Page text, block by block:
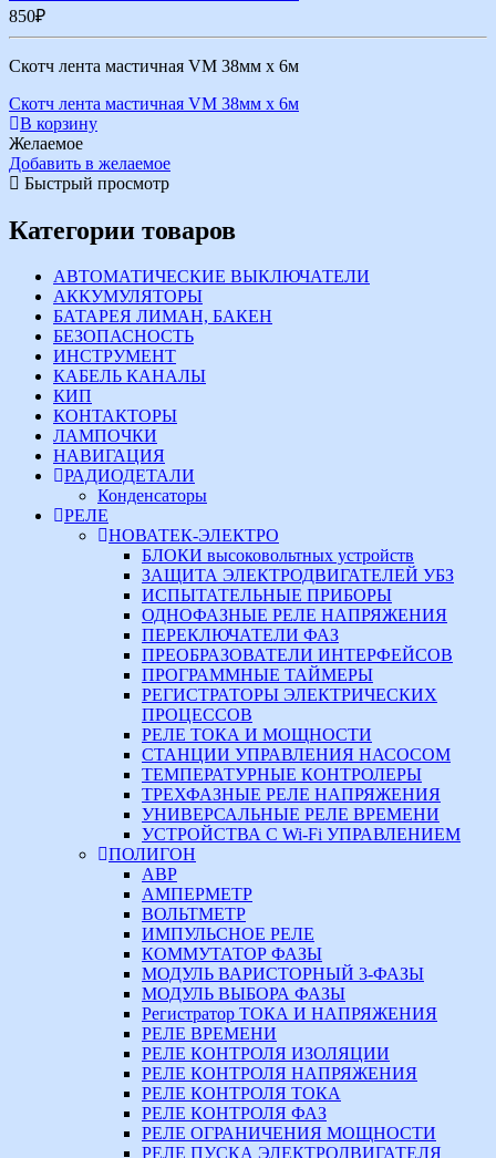
850₽
Скотч лента мастичная VM 38мм х 6м
Скотч лента мастичная VM 38мм х 6м
В корзину
Желаемое
Добавить в желаемое
Быстрый просмотр
Категории товаров
АВТОМАТИЧЕСКИЕ ВЫКЛЮЧАТЕЛИ
АККУМУЛЯТОРЫ
БАТАРЕЯ ЛИМАН, БАКЕН
БЕЗОПАСНОСТЬ
ИНСТРУМЕНТ
КАБЕЛЬ КАНАЛЫ
КИП
КОНТАКТОРЫ
ЛАМПОЧКИ
НАВИГАЦИЯ
РАДИОДЕТАЛИ
Конденсаторы
РЕЛЕ
НОВАТЕК-ЭЛЕКТРО
БЛОКИ высоковольтных устройств
ЗАЩИТА ЭЛЕКТРОДВИГАТЕЛЕЙ УБЗ
ИСПЫТАТЕЛЬНЫЕ ПРИБОРЫ
ОДНОФАЗНЫЕ РЕЛЕ НАПРЯЖЕНИЯ
ПЕРЕКЛЮЧАТЕЛИ ФАЗ
ПРЕОБРАЗОВАТЕЛИ ИНТЕРФЕЙСОВ
ПРОГРАММНЫЕ ТАЙМЕРЫ
РЕГИСТРАТОРЫ ЭЛЕКТРИЧЕСКИХ
ПРОЦЕССОВ
РЕЛЕ ТОКА И МОЩНОСТИ
СТАНЦИИ УПРАВЛЕНИЯ НАСОСОМ
ТЕМПЕРАТУРНЫЕ КОНТРОЛЕРЫ
ТРЕХФАЗНЫЕ РЕЛЕ НАПРЯЖЕНИЯ
УНИВЕРСАЛЬНЫЕ РЕЛЕ ВРЕМЕНИ
УСТРОЙСТВА С Wi-Fi УПРАВЛЕНИЕМ
ПОЛИГОН
АВР
АМПЕРМЕТР
ВОЛЬТМЕТР
ИМПУЛЬСНОЕ РЕЛЕ
КОММУТАТОР ФАЗЫ
МОДУЛЬ ВАРИСТОРНЫЙ 3-ФАЗЫ
МОДУЛЬ ВЫБОРА ФАЗЫ
Регистратор ТОКА И НАПРЯЖЕНИЯ
РЕЛЕ ВРЕМЕНИ
РЕЛЕ КОНТРОЛЯ ИЗОЛЯЦИИ
РЕЛЕ КОНТРОЛЯ НАПРЯЖЕНИЯ
РЕЛЕ КОНТРОЛЯ ТОКА
РЕЛЕ КОНТРОЛЯ ФАЗ
РЕЛЕ ОГРАНИЧЕНИЯ МОЩНОСТИ
РЕЛЕ ПУСКА ЭЛЕКТРОДВИГАТЕЛЯ